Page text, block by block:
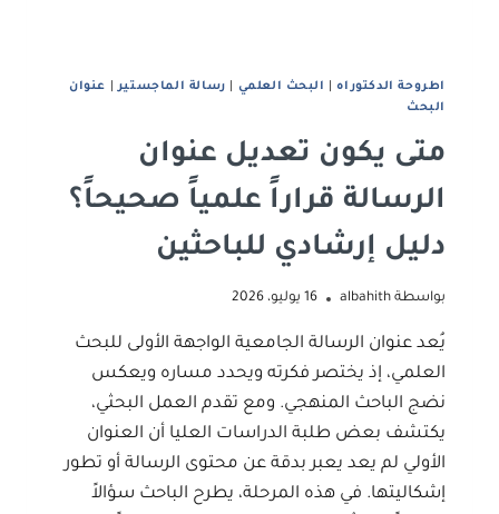
اطروحة الدكتوراه| البحث العلمي رﺳﺎﻟﺔ اﻟﻤﺎﺟﺴﺘﻴﺮ| ﻋﻨﻮان
اﻟﺒﺤﺚ
متى يكون تعديل عنوان
الرسالة قراراً علمياً صحيحاً؟
دليل إرشادي للباحثين
بواسطة albahith 16 يوليو، 2026
يُعد عنوان الرسالة الجامعية الواجهة الأولى للبحث
العلمي، إذ يختصر فكرته ويحدد مساره ويعكس
نضج الباحث المنهجي. ومع تقدم العمل البحثي،
يكتشف بعض طلبة الدراسات العليا أن العنوان
الأولي لم يعد يعبر بدقة عن محتوى الرسالة أو تطور
إشكاليتها. في هذه المرحلة، يطرح الباحث سؤالاً